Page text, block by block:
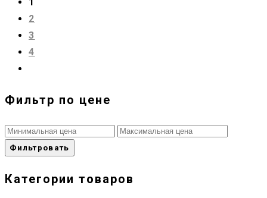
2
3
4
Фильтр по цене
Фильтровать
Категории товаров